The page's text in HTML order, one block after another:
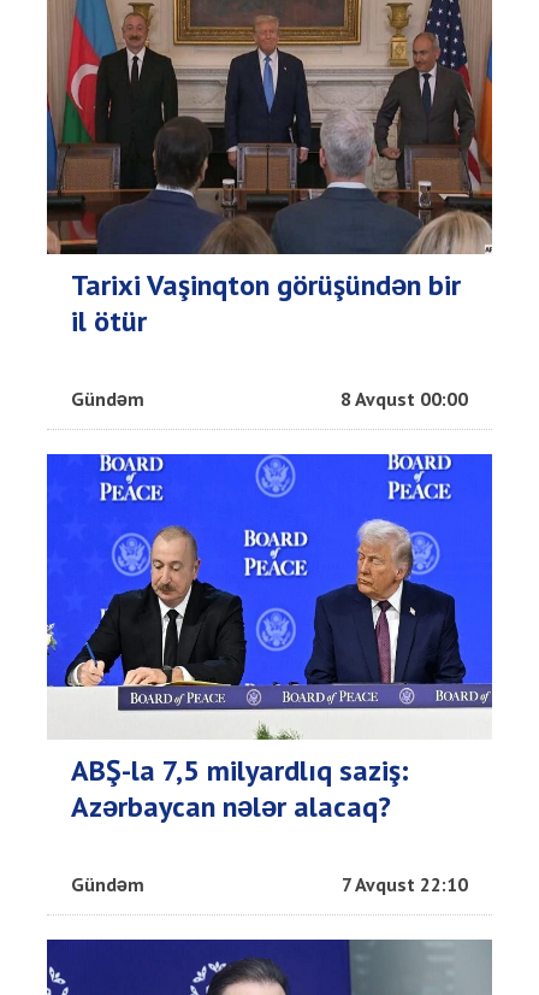
Tarixi Vaşinqton görüşündən bir
il ötür
Gündəm 8 Avqust 00:00
ABŞ-la 7,5 milyardlıq saziş:
Azərbaycan nələr alacaq?
Gündəm 7 Avqust 22:10